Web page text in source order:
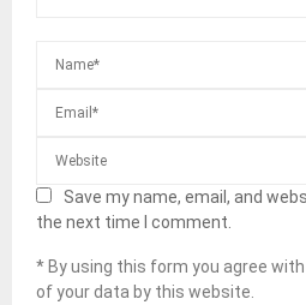
Save my name, email, and
the next time I comment.
* By using this form you agree
of your data by this website.